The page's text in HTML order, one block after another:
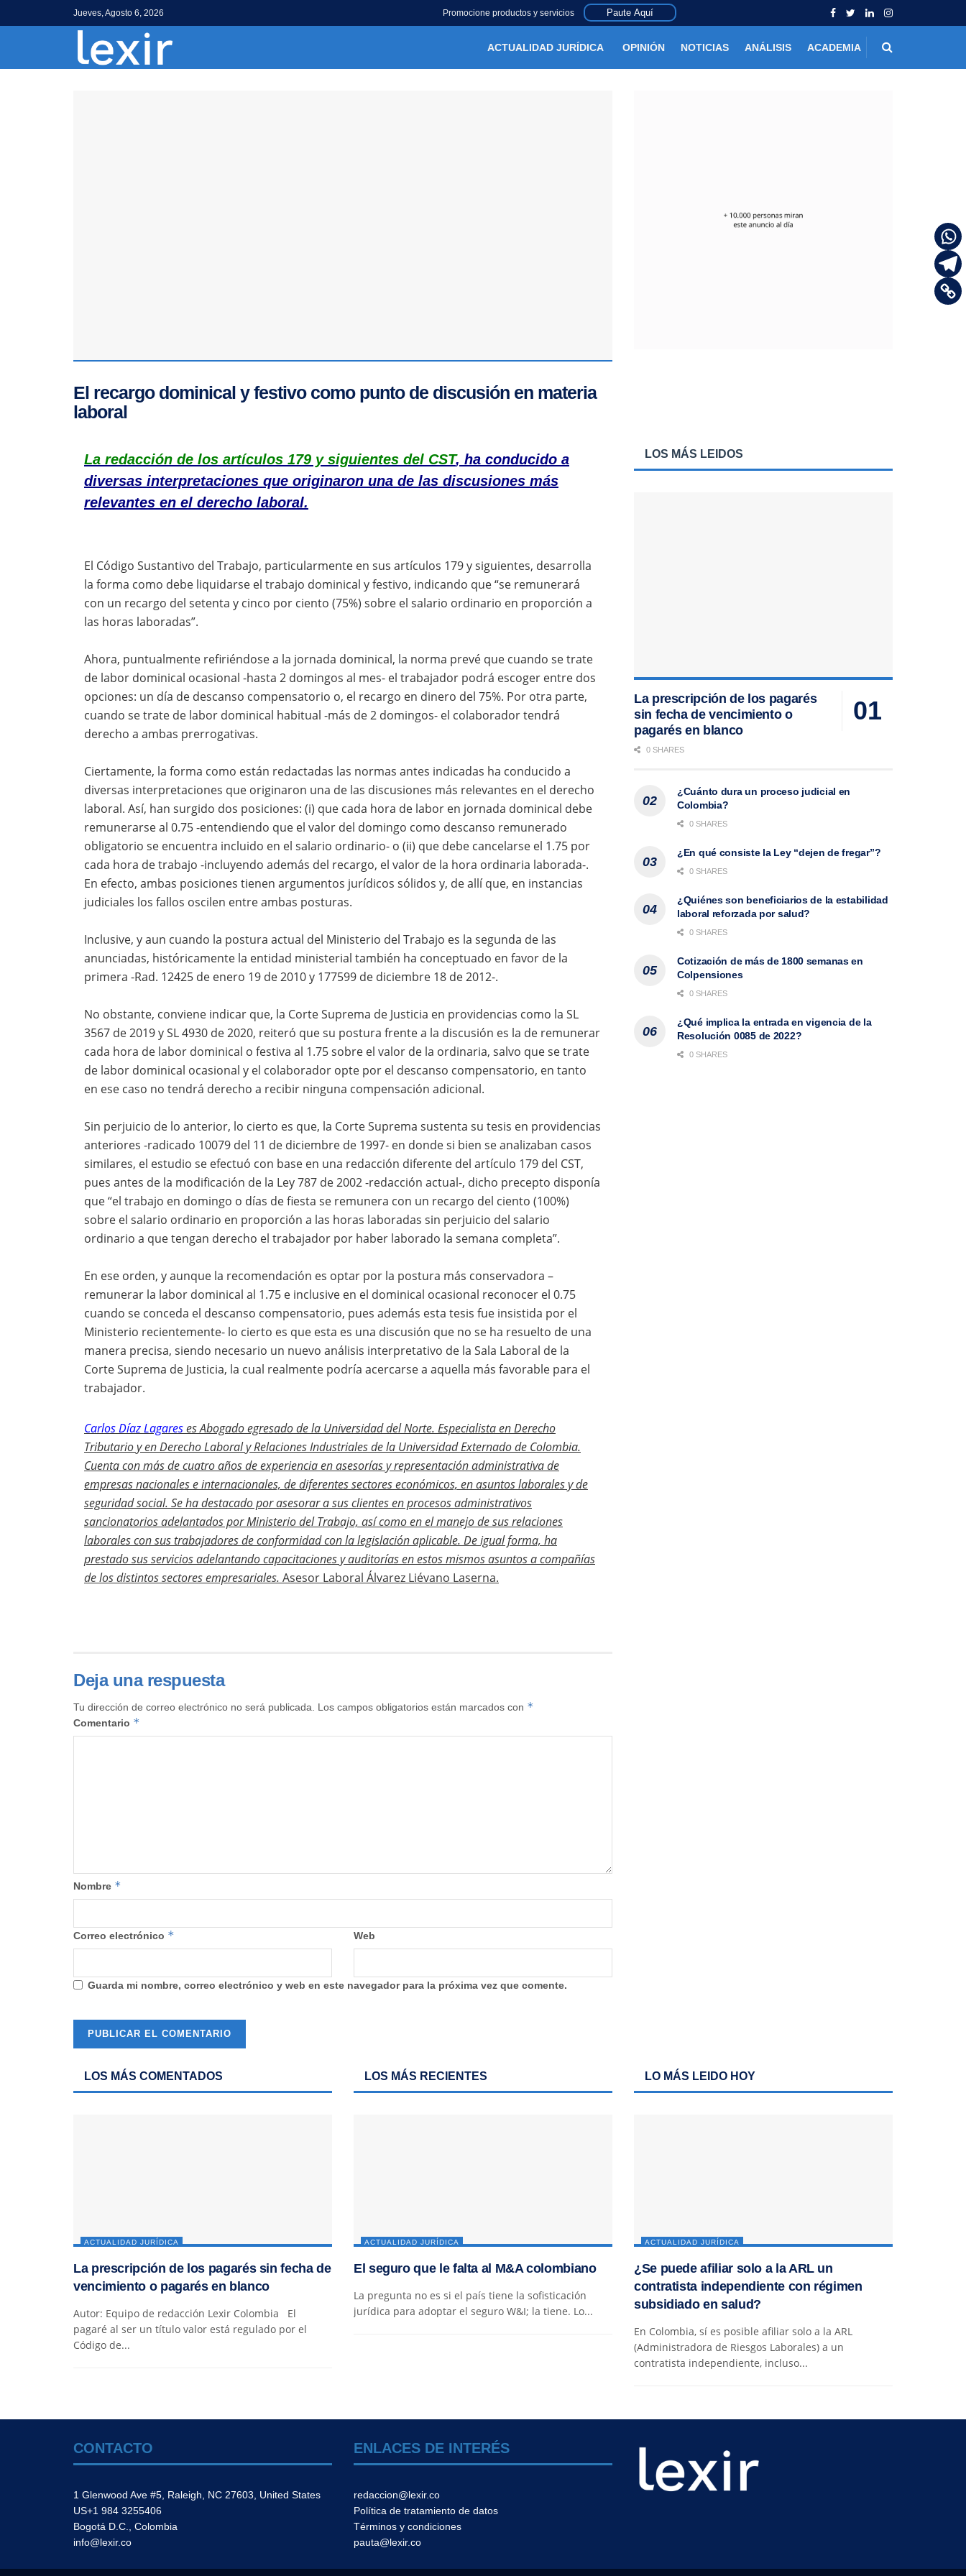
Jueves, Agosto 6, 2026 Promocione productos y servicios Paute Aquí
ACTUALIDAD JURÍDICA OPINIÓN NOTICIAS ANÁLISIS ACADEMIA
El recargo dominical y festivo como punto de discusión en materia
laboral
La redacción de los artículos 179 y siguientes del CST, ha conducido a
diversas interpretaciones que originaron una de las discusiones más
relevantes en el derecho laboral.
El Código Sustantivo del Trabajo, particularmente en sus artículos 179 y siguientes, desarrolla
la forma como debe liquidarse el trabajo dominical y festivo, indicando que “se remunerará
con un recargo del setenta y cinco por ciento (75%) sobre el salario ordinario en proporción a
las horas laboradas”.
Ahora, puntualmente refiriéndose a la jornada dominical, la norma prevé que cuando se trate
de labor dominical ocasional -hasta 2 domingos al mes- el trabajador podrá escoger entre dos
opciones: un día de descanso compensatorio o, el recargo en dinero del 75%. Por otra parte,
cuando se trate de labor dominical habitual -más de 2 domingos- el colaborador tendrá
derecho a ambas prerrogativas.
Ciertamente, la forma como están redactadas las normas antes indicadas ha conducido a
diversas interpretaciones que originaron una de las discusiones más relevantes en el derecho
laboral. Así, han surgido dos posiciones: (i) que cada hora de labor en jornada dominical debe
remunerarse al 0.75 -entendiendo que el valor del domingo como descanso remunerado
obligatorio se encuentra incluido en el salario ordinario- o (ii) que debe cancelarse el 1.75 por
cada hora de trabajo -incluyendo además del recargo, el valor de la hora ordinaria laborada-.
En efecto, ambas posiciones tienen argumentos jurídicos sólidos y, de allí que, en instancias
judiciales los fallos oscilen entre ambas posturas.
Inclusive, y aun cuando la postura actual del Ministerio del Trabajo es la segunda de las
anunciadas, históricamente la entidad ministerial también ha conceptuado en favor de la
primera -Rad. 12425 de enero 19 de 2010 y 177599 de diciembre 18 de 2012-.
No obstante, conviene indicar que, la Corte Suprema de Justicia en providencias como la SL
3567 de 2019 y SL 4930 de 2020, reiteró que su postura frente a la discusión es la de remunerar
cada hora de labor dominical o festiva al 1.75 sobre el valor de la ordinaria, salvo que se trate
de labor dominical ocasional y el colaborador opte por el descanso compensatorio, en tanto
en ese caso no tendrá derecho a recibir ninguna compensación adicional.
Sin perjuicio de lo anterior, lo cierto es que, la Corte Suprema sustenta su tesis en providencias
anteriores -radicado 10079 del 11 de diciembre de 1997- en donde si bien se analizaban casos
similares, el estudio se efectuó con base en una redacción diferente del artículo 179 del CST,
pues antes de la modificación de la Ley 787 de 2002 -redacción actual-, dicho precepto disponía
que “el trabajo en domingo o días de fiesta se remunera con un recargo del ciento (100%)
sobre el salario ordinario en proporción a las horas laboradas sin perjuicio del salario
ordinario a que tengan derecho el trabajador por haber laborado la semana completa”.
En ese orden, y aunque la recomendación es optar por la postura más conservadora –
remunerar la labor dominical al 1.75 e inclusive en el dominical ocasional reconocer el 0.75
cuando se conceda el descanso compensatorio, pues además esta tesis fue insistida por el
Ministerio recientemente- lo cierto es que esta es una discusión que no se ha resuelto de una
manera precisa, siendo necesario un nuevo análisis interpretativo de la Sala Laboral de la
Corte Suprema de Justicia, la cual realmente podría acercarse a aquella más favorable para el
trabajador.
Carlos Díaz LagaresesAbogado egresado de la Universidad del Norte. Especialista en Derecho
Tributario y en Derecho Laboral y Relaciones Industriales de la Universidad Externado de Colombia.
Cuenta con más de cuatro años de experiencia en asesorías y representación administrativa de
empresas nacionales e internacionales, de diferentes sectores económicos, en asuntos laborales y de
seguridad social. Se ha destacado por asesorar a sus clientes en procesos administrativos
sancionatorios adelantados por Ministerio del Trabajo, así como en el manejo de sus relaciones
laborales con sus trabajadores de conformidad con la legislación aplicable. De igual forma, ha
prestado sus servicios adelantando capacitaciones y auditorías en estos mismos asuntos a compañías
de los distintos sectores empresariales. Asesor Laboral Álvarez Liévano Laserna.
Deja una respuesta
Tu dirección de correo electrónico no será publicada. Los campos obligatorios están marcados con *
Comentario *
Nombre *
Correo electrónico * Web
Guarda mi nombre, correo electrónico y web en este navegador para la próxima vez que comente.
LOS MÁS LEIDOS
La prescripción de los pagarés
sin fecha de vencimiento o
pagarés en blanco
0 SHARES
¿Cuánto dura un proceso judicial en
Colombia?
0 SHARES
¿En qué consiste la Ley “dejen de fregar”?
0 SHARES
¿Quiénes son beneficiarios de la estabilidad
laboral reforzada por salud?
0 SHARES
Cotización de más de 1800 semanas en
Colpensiones
0 SHARES
¿Qué implica la entrada en vigencia de la
Resolución 0085 de 2022?
0 SHARES
LOS MÁS COMENTADOS
ACTUALIDAD JURÍDICA
La prescripción de los pagarés sin fecha de
vencimiento o pagarés en blanco
Autor: Equipo de redacción Lexir Colombia El
pagaré al ser un título valor está regulado por el
Código de...
LOS MÁS RECIENTES
ACTUALIDAD JURÍDICA
El seguro que le falta al M&A colombiano
La pregunta no es si el país tiene la sofisticación
jurídica para adoptar el seguro W&I; la tiene. Lo...
LO MÁS LEIDO HOY
ACTUALIDAD JURÍDICA
¿Se puede afiliar solo a la ARL un
contratista independiente con régimen
subsidiado en salud?
En Colombia, sí es posible afiliar solo a la ARL
(Administradora de Riesgos Laborales) a un
contratista independiente, incluso...
CONTACTO
1 Glenwood Ave #5, Raleigh, NC 27603, United States
US+1 984 3255406
Bogotá D.C., Colombia
info@lexir.co
ENLACES DE INTERÉS
redaccion@lexir.co
Política de tratamiento de datos
Términos y condiciones
pauta@lexir.co